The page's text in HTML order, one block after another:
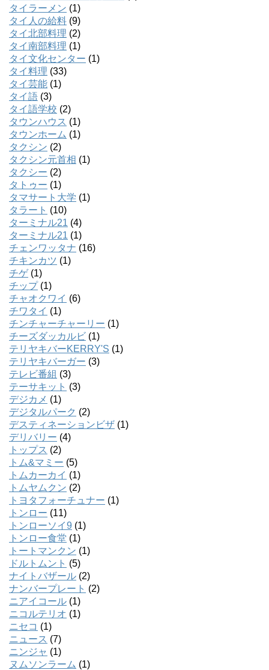
タイラーメン (1)
タイ人の給料 (9)
タイ北部料理 (2)
タイ南部料理 (1)
タイ文化センター (1)
タイ料理 (33)
タイ芸能 (1)
タイ語 (3)
タイ語学校 (2)
タウンハウス (1)
タウンホーム (1)
タクシン (2)
タクシン元首相 (1)
タクシー (2)
タトゥー (1)
タマサート大学 (1)
タラート (10)
ターミナル21 (4)
ターミナル21 (1)
チェンワッタナ (16)
チキンカツ (1)
チゲ(1)
チップ(1)
チャオクワイ (6)
チワタイ (1)
チンチャーチャーリー (1)
チーズダッカルビ (1)
テリヤキバーKERRY'S (1)
テリヤキバーガー (3)
テレビ番組 (3)
テーサキット (3)
デジカメ (1)
デジタルパーク (2)
デスティネーションビザ (1)
デリバリー (4)
トップス (2)
トム&マミー (5)
トムカーカイ (1)
トムヤムクン (2)
トヨタフォーチュナー (1)
トンロー (11)
トンローソイ9 (1)
トンロー食堂 (1)
トートマンクン (1)
ドルトムント (5)
ナイトバザール (2)
ナンバープレート (2)
ニアイコール (1)
ニコルテリオ (1)
ニセコ (1)
ニュース (7)
ニンジャ (1)
ヌムソンラーム (1)